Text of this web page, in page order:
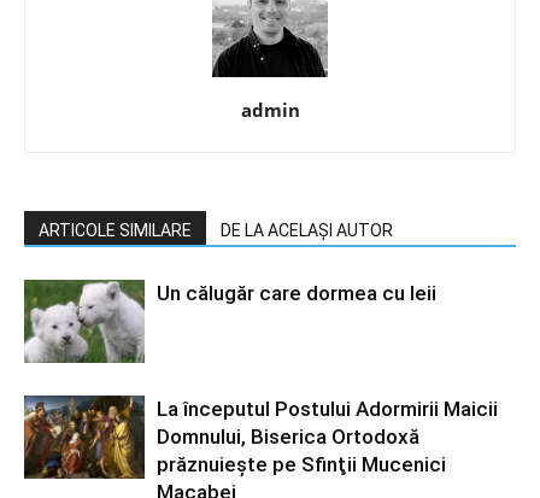
admin
ARTICOLE SIMILARE DE LA ACELAȘI AUTOR
Un călugăr care dormea cu leii
La începutul Postului Adormirii Maicii
Domnului, Biserica Ortodoxă
prăznuiește pe Sfinţii Mucenici
Macabei